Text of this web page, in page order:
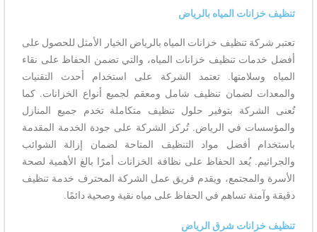
تنظيف خزانات المياه بالرياض
تعتبر شركة تنظيف خزانات المياه بالرياض الخيار الأمثل للحصول على
أفضل خدمات تنظيف خزانات المياه، والتي تضمن الحفاظ على نقاء
المياه وسلامتها. تعتمد الشركة على استخدام أحدث التقنيات
والمعدات لضمان تنظيف شامل ومعقم لجميع أنواع الخزانات. كما
تُعنى الشركة بتوفير حلول تنظيف متكاملة تخدم جميع المنازل
والمؤسسات في الرياض. تُركز الشركة على جودة الخدمة المقدمة
باستخدام أفضل مواد التنظيف المتاحة لضمان إزالة الشوائب
والجراثيم. يُعد الحفاظ على نظافة الخزانات أمرًا بالغ الأهمية لصحة
الأسرة والمجتمع، ويقدم فريق عمل الشركة المحترف خدمة تنظيف
دقيقة وآمنة تساهم في الحفاظ على مياه نقية وصحية دائمًا.
تنظيف خزانات شرق الرياض